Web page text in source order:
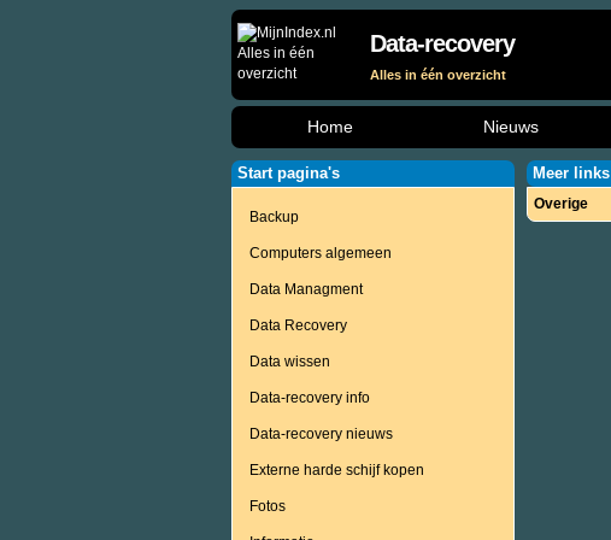
Data-recovery
Alles in één overzicht
Home Nieuws
Start pagina's
Backup
Computers algemeen
Data Managment
Data Recovery
Data wissen
Data-recovery info
Data-recovery nieuws
Externe harde schijf kopen
Fotos
Meer links
Overige